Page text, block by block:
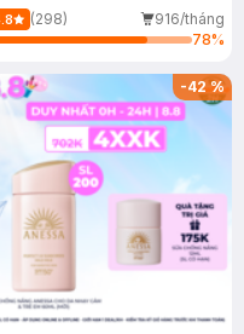
(298)
916/tháng
78%
-42%